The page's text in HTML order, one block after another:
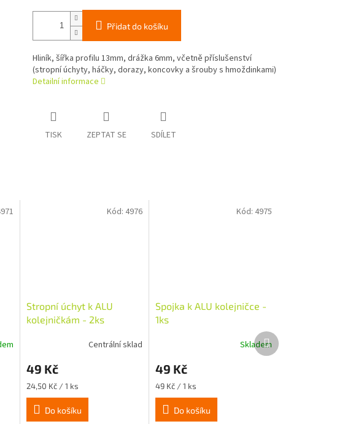
Přidat do košíku
Hliník, šířka profilu 13mm, drážka 6mm, včetně příslušenství
(stropní úchyty, háčky, dorazy, koncovky a šrouby s hmoždinkami)
Detailní informace
TISK ZEPTAT SE SDÍLET
Stropní úchyt k ALU
kolejničkám - 2ks
Centrální sklad
49 Kč
Měrná
cena:
24,50 Kč / 1 ks
Do košíku
Kód: 4976
Spojka k ALU kolejničce -
1ks
Skladem
49 Kč
Měrná
cena:
49 Kč / 1 ks
Do košíku
Kód: 4975
Další
produkt